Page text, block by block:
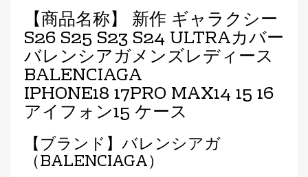
【商品名称】 新作 ギャラクシー
S26 S25 S23 S24 ULTRAカバー
バレンシアガメンズレディース
BALENCIAGA
IPHONE1817PRO MAX14 15 16
アイフォン15ケース
【ブランド】バレンシアガ
（BALENCIAGA）